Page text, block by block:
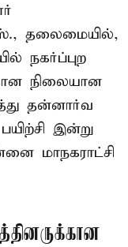
தலைமையில்,
நகர்ப்புற
நிலையான
தன்னார்வ
இன்று
மாநகராட்சி